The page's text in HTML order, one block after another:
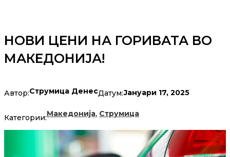
НОВИ ЦЕНИ НА ГОРИВАТА ВО
МАКЕДОНИЈА!
Автор:Струмица ДенесДатум:Јануари 17, 2025
Категории:Македонија, Струмица